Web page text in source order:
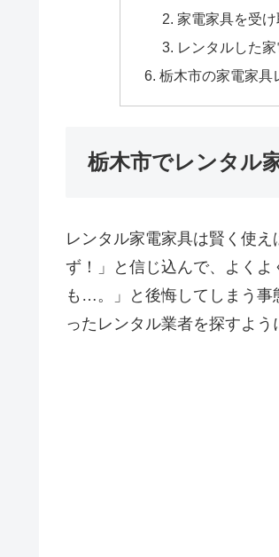
家電家具を受
レンタルした
栃木市の家電家具
栃木市でレンタル
レンタル家電家具は賢く使
ず！」と信じ込んで、よく
も…。」と後悔してしまう事
ったレンタル業者を探すよう